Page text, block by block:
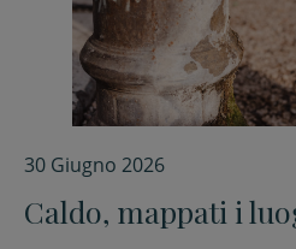
30 Giugno 2026
Caldo, mappati i